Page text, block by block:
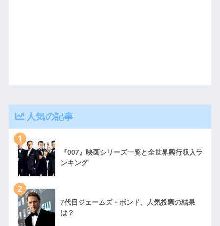
人気の記事
1
『007』映画シリーズ一覧と全世界興行収入ラ
ンキング
2
7代目ジェームズ・ボンド、人気投票の結果
は？